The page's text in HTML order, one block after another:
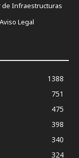
de Infraestructuras
Aviso Legal
1388
751
475
398
340
324